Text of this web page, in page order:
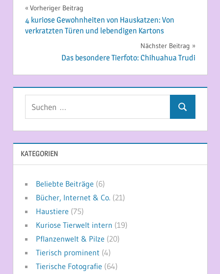
Beitragsnavigation
Vorheriger Beitrag
4 kuriose Gewohnheiten von Hauskatzen: Von
verkratzten Türen und lebendigen Kartons
Nächster Beitrag
Das besondere Tierfoto: Chihuahua Trudi
Suchen
KATEGORIEN
Beliebte Beiträge (6)
Bücher, Internet & Co. (21)
Haustiere (75)
Kuriose Tierwelt intern (19)
Pflanzenwelt & Pilze (20)
Tierisch prominent (4)
Tierische Fotografie (64)